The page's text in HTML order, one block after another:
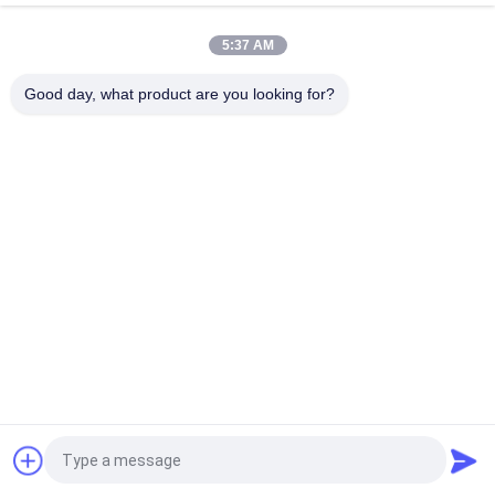
en nuage de grande capacité 6e génération
Détecteur de gaz composite sans fil résistant à l'explosion
Demandez un devis
5:37 AM
Good day, what product are you looking for?